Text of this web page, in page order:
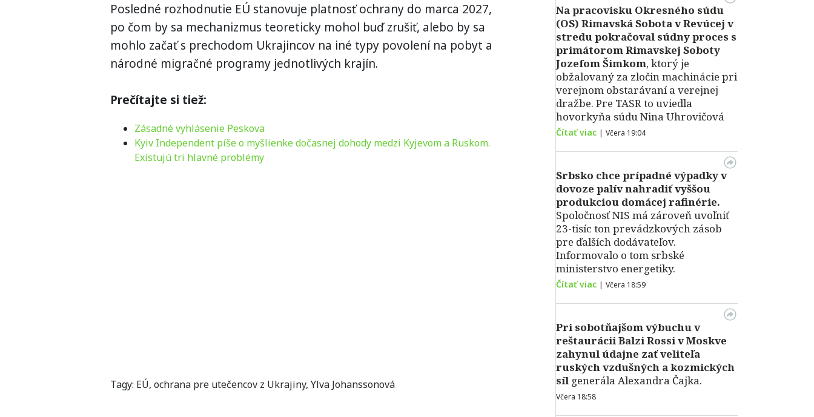
Posledné rozhodnutie EÚ stanovuje platnosť ochrany do marca 2027,
po čom by sa mechanizmus teoreticky mohol buď zrušiť, alebo by sa
mohlo začať s prechodom Ukrajincov na iné typy povolení na pobyt a
národné migračné programy jednotlivých krajín.
Prečítajte si tiež:
Zásadné vyhlásenie Peskova
Kyiv Independent píše o myšlienke dočasnej dohody medzi Kyjevom a Ruskom.
Existujú tri hlavné problémy
Tagy: EÚ, ochrana pre utečencov z Ukrajiny, Ylva Johanssonová
Na pracovisku Okresného súdu
(OS) Rimavská Sobota v Revúcej v
stredu pokračoval súdny proces s
primátorom Rimavskej Soboty
Jozefom Šimkom, ktorý je
obžalovaný za zločin machinácie pri
verejnom obstarávaní a verejnej
dražbe. Pre TASR to uviedla
hovorkyňa súdu Nina Uhrovičová
Čítať viac | Včera 19:04
Srbsko chce prípadné výpadky v
dovoze palív nahradiť vyššou
produkciou domácej rafinérie.
Spoločnosť NIS má zároveň uvoľniť
23-tisíc ton prevádzkových zásob
pre ďalších dodávateľov.
Informovalo o tom srbské
ministerstvo energetiky.
Čítať viac | Včera 18:59
Pri sobotňajšom výbuchu v
reštaurácii Balzi Rossi v Moskve
zahynul údajne zať veliteľa
ruských vzdušných a kozmických
síl generála Alexandra Čajka.
Včera 18:58